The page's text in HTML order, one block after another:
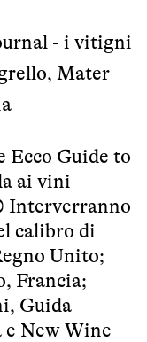
- i vitigni
Mater
Ecco Guide to
ai vini
Interverranno
calibro di
Unito;
Francia;
Guida
e New Wine